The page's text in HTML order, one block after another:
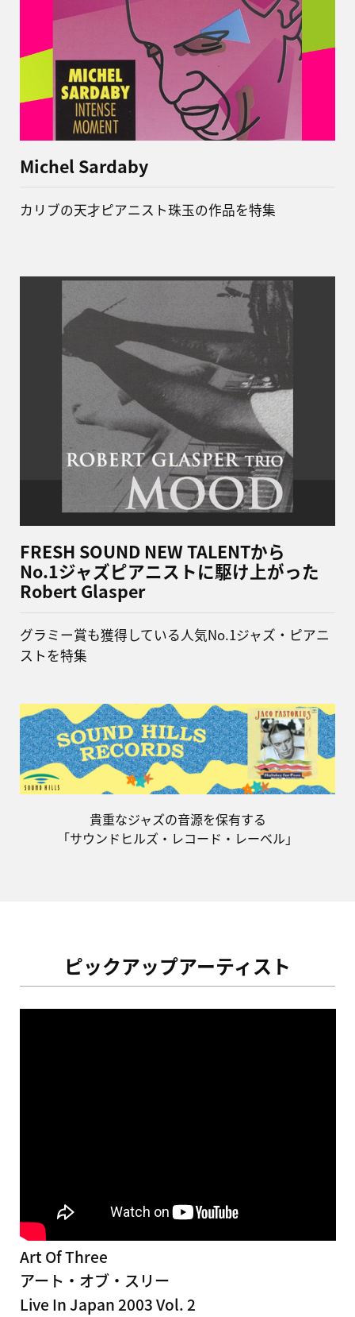
Michel Sardaby
カリブの天才ピアニスト珠玉の作品を特集
FRESH SOUND NEW TALENTから
No.1ジャズピアニストに駆け上がった
Robert Glasper
グラミー賞も獲得している人気No.1ジャズ・ピアニ
ストを特集
貴重なジャズの音源を保有する
「サウンドヒルズ・レコード・レーベル」
ピックアップアーティスト
Art Of Three
アート・オブ・スリー
Live In Japan 2003 Vol. 2